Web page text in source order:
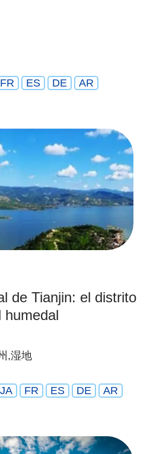
FR ES DE AR
de Tianjin: el distrito
humedal
,湿地
JA FR ES DE AR